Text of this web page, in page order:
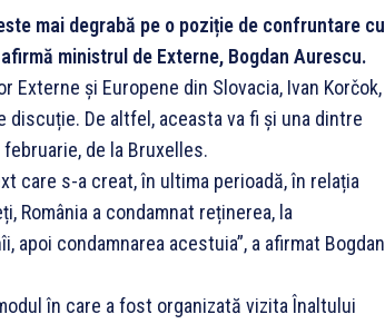
mai degrabă pe o poziție de confruntare cu
ministrul de Externe, Bogdan Aurescu.
și Europene din Slovacia, Ivan Korčok,
discuție. De altfel, aceasta va fi și una dintre
de la Bruxelles.
care s-a creat, în ultima perioadă, în relația
România a condamnat reținerea, la
apoi condamnarea acestuia”, a afirmat Bogdan
în care a fost organizată vizita Înaltului